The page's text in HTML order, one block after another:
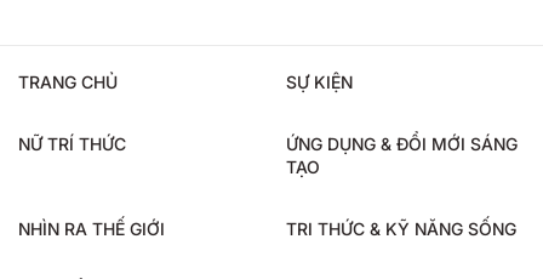
TRANG CHỦ SỰ KIỆN
NỮ TRÍ THỨC
ỨNG DỤNG & ĐỔI MỚI SÁNG
TẠO
NHÌN RA THẾ GIỚI TRI THỨC & KỸ NĂNG SỐNG